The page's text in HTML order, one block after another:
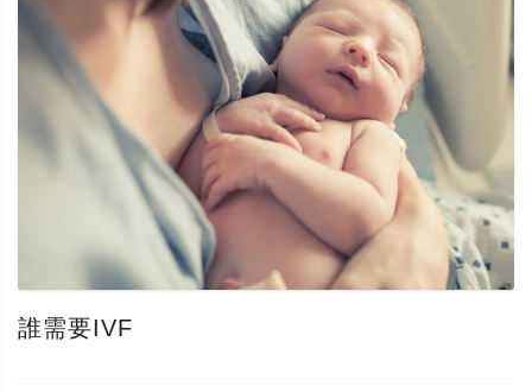
誰需要IVF